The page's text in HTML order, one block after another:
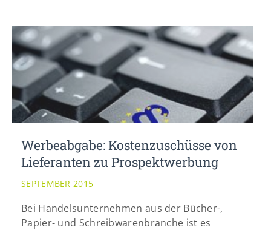
Werbeabgabe: Kostenzuschüsse von
Lieferanten zu Prospektwerbung
SEPTEMBER 2015
Bei Handelsunternehmen aus der Bücher-,
Papier- und Schreibwarenbranche ist es